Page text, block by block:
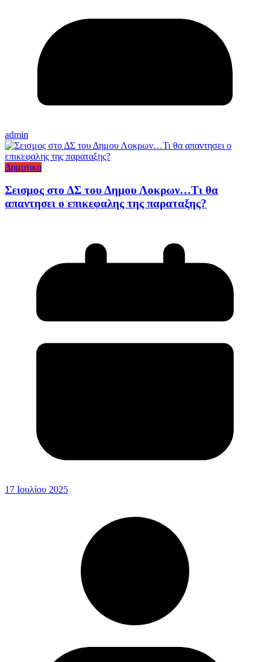
admin
Δημοτικα
Σεισμος στο ΔΣ του Δημου Λοκρων…Τι θα
απαντησει ο επικεφαλης της παραταξης?
17 Ιουλίου 2025